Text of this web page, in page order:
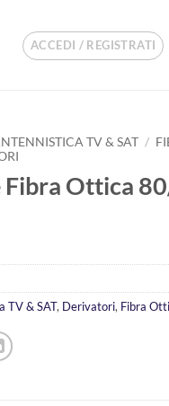
ACCEDI / REGISTRATI
TV & SAT /
Ottica
TV & SAT, Derivatori, Fibra